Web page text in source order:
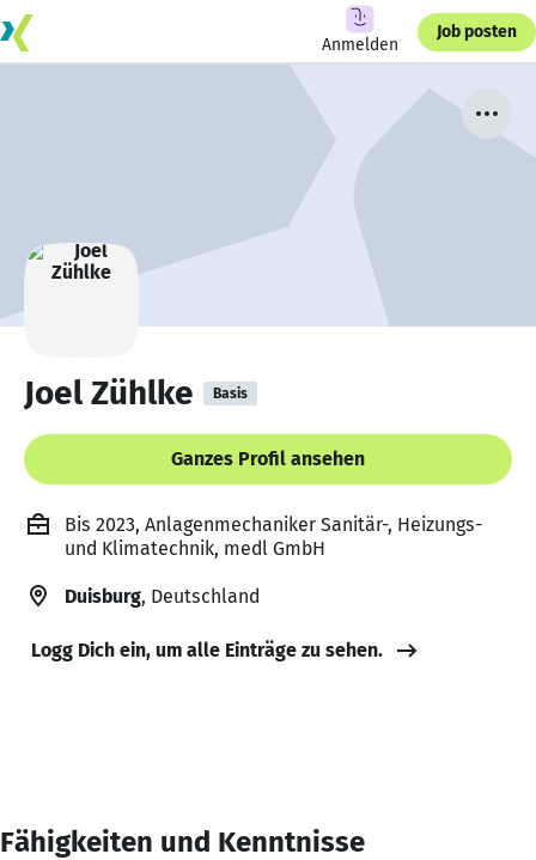
Anmelden
Job posten
Joel Zühlke Basis
Ganzes Profil ansehen
Bis 2023, Anlagenmechaniker Sanitär-, Heizungs-
und Klimatechnik, medl GmbH
Duisburg, Deutschland
Logg Dich ein, um alle Einträge zu sehen.
Fähigkeiten und Kenntnisse